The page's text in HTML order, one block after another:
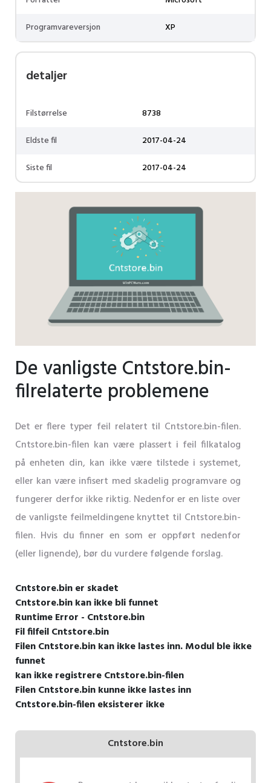
Programvareversjon
XP
detaljer
Filstørrelse
8738
Eldste fil
2017-04-24
Siste fil
2017-04-24
De vanligste Cntstore.bin-
filrelaterte problemene
Det er flere typer feil relatert til Cntstore.bin-filen.
Cntstore.bin-filen kan være plassert i feil filkatalog
på enheten din, kan ikke være tilstede i systemet,
eller kan være infisert med skadelig programvare og
fungerer derfor ikke riktig. Nedenfor er en liste over
de vanligste feilmeldingene knyttet til Cntstore.bin-
filen. Hvis du finner en som er oppført nedenfor
(eller lignende), bør du vurdere følgende forslag.
Cntstore.bin er skadet
Cntstore.bin kan ikke bli funnet
Runtime Error - Cntstore.bin
Fil filfeil Cntstore.bin
Filen Cntstore.bin kan ikke lastes inn. Modul ble ikke
funnet
kan ikke registrere Cntstore.bin-filen
Filen Cntstore.bin kunne ikke lastes inn
Cntstore.bin-filen eksisterer ikke
Cntstore.bin